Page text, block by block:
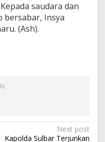
saudara dan
Insya
(Ash).
Next post
Kapolda Sulbar Terjunkan